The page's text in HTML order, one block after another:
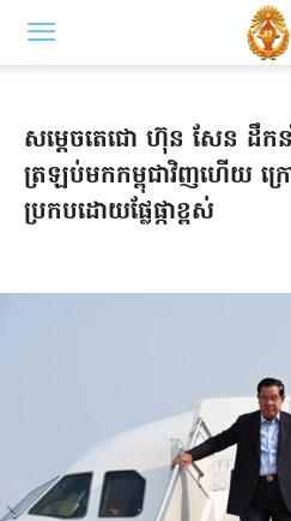
សម្តេចតេជោ ហ៊ុន សែន ដឹក
ត្រឡប់មកកម្ពុជាវិញហើយ ក្
ប្រកបដោយផ្លែផ្កាខ្ពស់